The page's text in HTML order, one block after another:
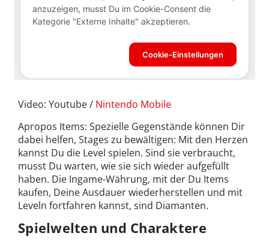
Video: Youtube / Nintendo Mobile
Apropos Items: Spezielle Gegenstände können Dir
dabei helfen, Stages zu bewältigen: Mit den Herzen
kannst Du die Level spielen. Sind sie verbraucht,
musst Du warten, wie sie sich wieder aufgefüllt
haben. Die Ingame-Währung, mit der Du Items
kaufen, Deine Ausdauer wiederherstellen und mit
Leveln fortfahren kannst, sind Diamanten.
Spielwelten und Charaktere